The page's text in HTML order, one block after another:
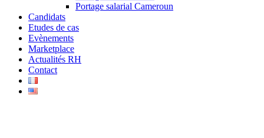
Portage salarial Cameroun
Candidats
Etudes de cas
Evènements
Marketplace
Actualités RH
Contact